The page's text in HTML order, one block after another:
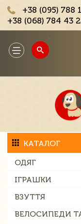
+38 (095) 788
+38 (068) 784 43
Toggle
navigation
КАТАЛОГ
ОДЯГ
ІГРАШКИ
ВЗУТТЯ
ВЕЛОСИПЕДИ